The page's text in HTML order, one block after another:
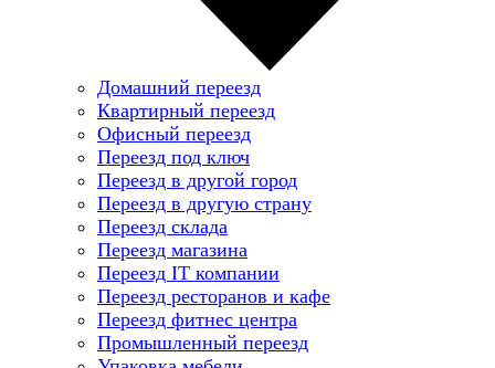
Домашний переезд
Квартирный переезд
Офисный переезд
Переезд под ключ
Переезд в другой город
Переезд в другую страну
Переезд склада
Переезд магазина
Переезд IT компании
Переезд ресторанов и кафе
Переезд фитнес центра
Промышленный переезд